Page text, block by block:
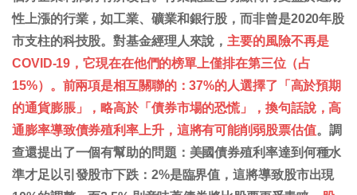
性上漲的行業，如工業、礦業和銀行股，而非曾是2020年股
市支柱的科技股。對基金經理人來說， 主要的風險不再是
COVID-19，它現在在他們的榜單上僅排在第三位（占
15%）。前兩項是相互關聯的：37%的人選擇了「高於預期
的通貨膨脹」，略高於「債券市場的恐慌」，換句話說，高
通膨率導致債券殖利率上升，這將有可能削弱股票估值。調
查還提出了一個有幫助的問題：美國債券殖利率達到何種水
準才足以引發股市下跌：2%是臨界值，這將導致股市出現